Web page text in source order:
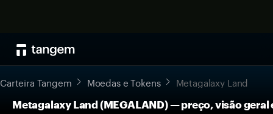
Carteira Tangem Moedas e Tokens Metagalaxy Land
Metagalaxy Land (MEGALAND) — preço, visão